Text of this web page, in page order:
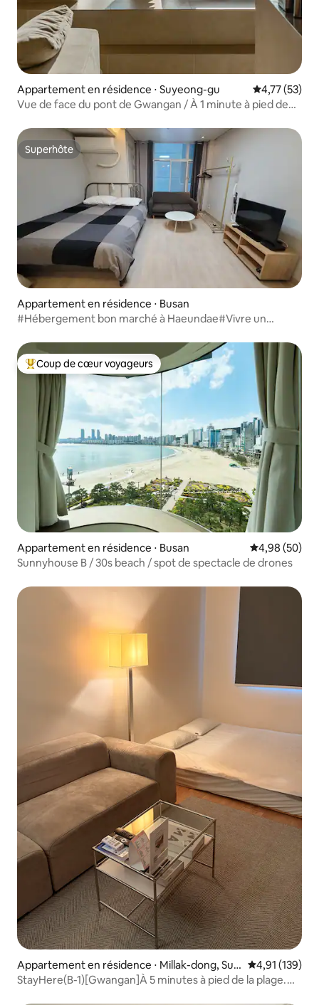
Appartement en résidence ⋅ Suyeong-gu Évaluation
4,77 (53)
Vue de face du pont de Gwangan / À 1 minute à pied de
« Merumuda, Goznest »
Superhôte
Superhôte
Appartement en résidence ⋅ Busan
#Hébergement bon marché à Haeundae#Vivre un
d'affaires#Stage#Nomade numérique
Coups de cœur voyageurs les plus appréciés
Coup de cœur voyageurs
Appartement en résidence ⋅ Busan Évaluation
4,98 (50)
Sunnyhouse B / 30s beach / spot de spectacle de drones
Appartement en résidence ⋅ Millak-dong, Suy
eong-gu
Évaluation
4,91 (139)
StayHere(B-1)[Gwangan]À 5 minutes à pied de la plage.